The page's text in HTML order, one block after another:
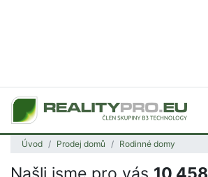
Úvod Prodej domů Rodinné domy